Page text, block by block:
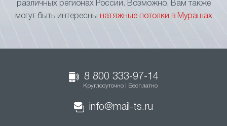
различных регионах России. Возможно, Вам также
могут быть интересны
натяжные потолки в Мурашах
8 800 333-97-14
Круглосуточно | Бесплатно
info@mail-ts.ru